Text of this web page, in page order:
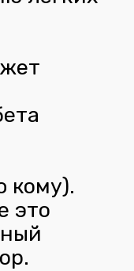
кому).
это